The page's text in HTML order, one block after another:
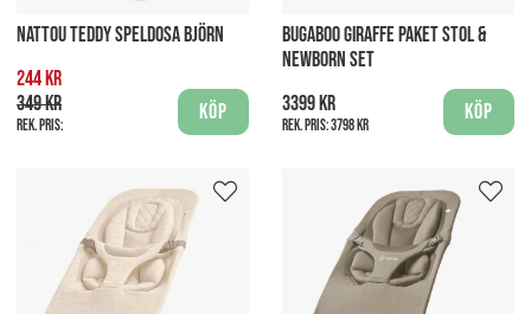
NATTOU TEDDY SPELDOSA BJÖRN
244 kr
349 kr
Rek. pris:
Köp
BUGABOO GIRAFFE PAKET STOL &
NEWBORN SET
3399 kr
Rek. pris:3798 kr
Köp